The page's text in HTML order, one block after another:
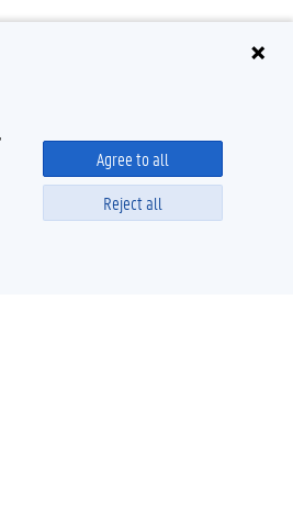
Agree to all
Reject all